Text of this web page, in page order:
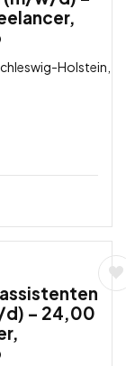
Holstein,
d) – 24,00